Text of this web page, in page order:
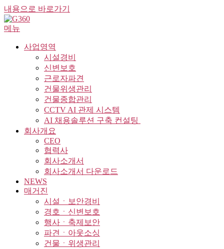
내용으로 바로가기
메뉴
사업영역
시설경비
신변보호
근로자파견
건물위생관리
건물종합관리
CCTV AI 관제 시스템
AI 채용솔루션 구축 컨설팅 ​
회사개요
CEO
협력사
회사소개서
회사소개서 다운로드
NEWS
매거진
시설ㆍ보안경비
경호ㆍ신변보호
행사ㆍ축제보안
파견ㆍ아웃소싱
건물ㆍ위생관리